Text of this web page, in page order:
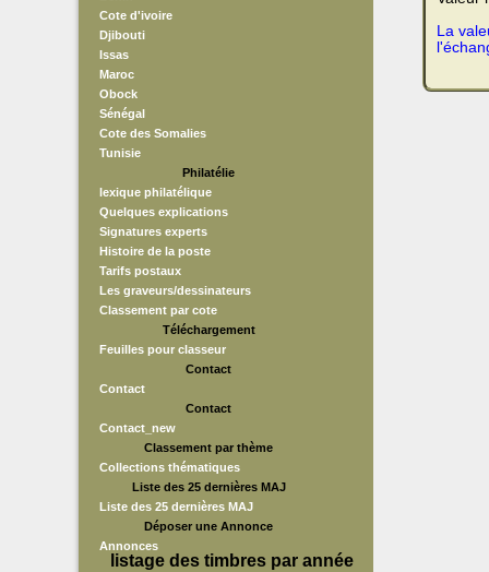
Cote d'ivoire
Djibouti
Issas
Maroc
Obock
Sénégal
Cote des Somalies
Tunisie
Philatélie
lexique philatélique
Quelques explications
Signatures experts
Histoire de la poste
Tarifs postaux
Les graveurs/dessinateurs
Classement par cote
Téléchargement
Feuilles pour classeur
Contact
Contact
Contact
Contact_new
Classement par thème
Collections thématiques
Liste des 25 dernières MAJ
Liste des 25 dernières MAJ
Déposer une Annonce
Annonces
listage des timbres par année
La